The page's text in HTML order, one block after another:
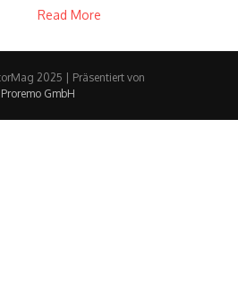
Read More
2025 | Präsentiert von
Proremo GmbH